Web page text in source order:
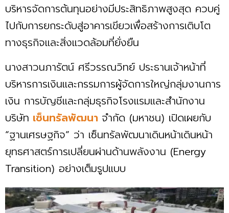
บริหารจัดการต้นทุนอย่างมีประสิทธิภาพสูงสุด ควบคู่
ไปกับการยกระดับสู่อาคารเขียวเพื่อสร้างการเติบโต
ทางธุรกิจและสิ่งแวดล้อมที่ยั่งยืน
นางสาวนภารัตน์ ศรีวรรณวิทย์ ประธานเจ้าหน้าที่
บริหารการเงินและกรรมการผู้จัดการใหญ่กลุ่มงานการ
เงิน การบัญชีและกลุ่มธุรกิจโรงแรมและสำนักงาน
บริษัท เซ็นทรัลพัฒนา จำกัด (มหาชน) เปิดเผยกับ
“ฐานเศรษฐกิจ” ว่า เซ็นทรัลพัฒนาเดินหน้าเดินหน้า
ยุทธศาสตร์การเปลี่ยนผ่านด้านพลังงาน (Energy
Transition) อย่างเต็มรูปแบบ